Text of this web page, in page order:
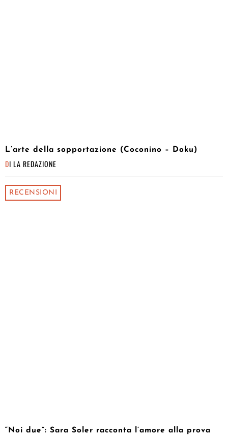
L’arte della sopportazione (Coconino – Doku)
DI LA REDAZIONE
RECENSIONI
“Noi due”: Sara Soler racconta l’amore alla prova